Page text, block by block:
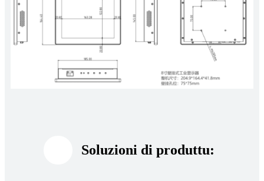
Soluzioni di produttu: